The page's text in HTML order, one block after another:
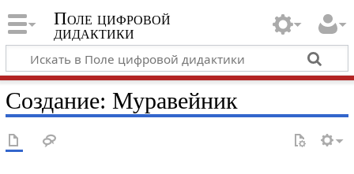
Поле цифровой
дидактики
Создание: Муравейник